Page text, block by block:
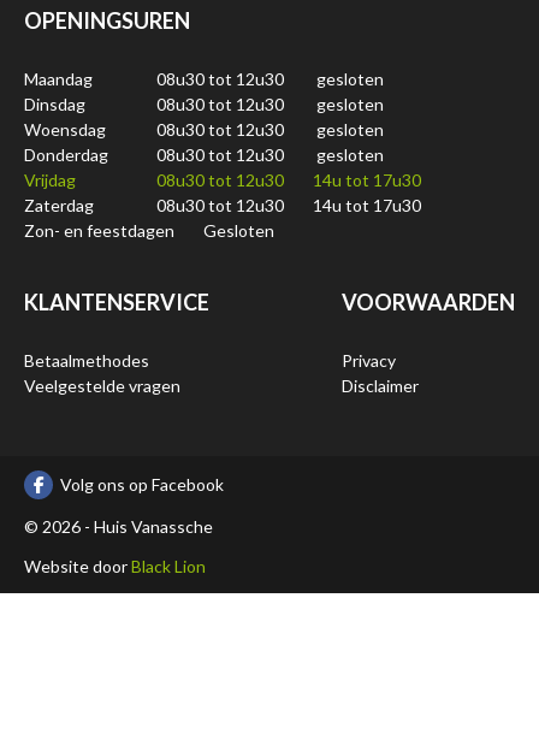
OPENINGSUREN
Maandag 08u30 tot 12u30
gesloten
Dinsdag
08u30 tot 12u30
gesloten
Woensdag
08u30 tot 12u30
gesloten
Donderdag
08u30 tot 12u30
gesloten
Vrijdag
08u30 tot 12u30
14u tot 17u30
Zaterdag
08u30 tot 12u30
14u tot 17u30
Zon- en feestdagen
Gesloten
KLANTENSERVICE
Betaalmethodes
Veelgestelde vragen
VOORWAARDEN
Privacy
Disclaimer
Volg ons op Facebook
© 2026 - Huis Vanassche
Website doorBlack Lion